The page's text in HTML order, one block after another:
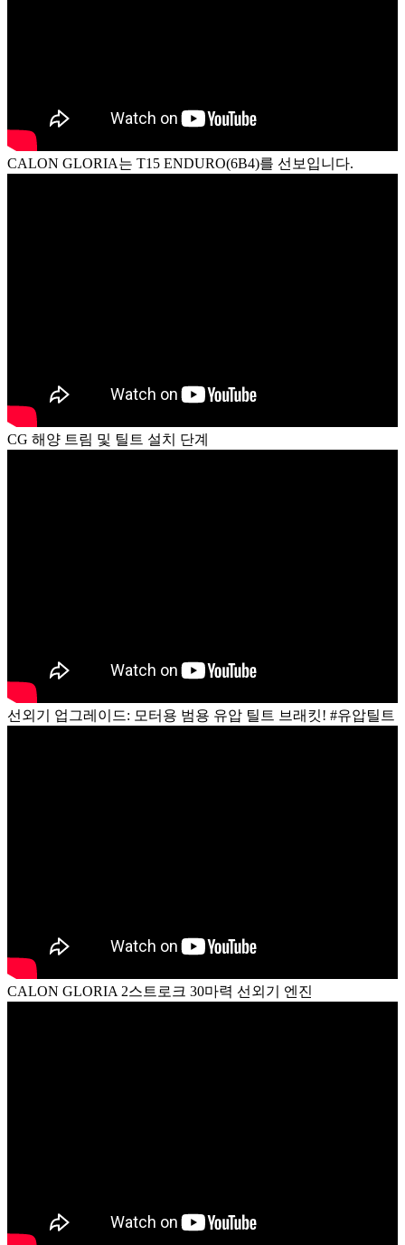
CALON GLORIA는 T15 ENDURO(6B4)를 선보입니다.
CG 해양 트림 및 틸트 설치 단계
선외기 업그레이드: 모터용 범용 유압 틸트 브래킷! #유압틸트
CALON GLORIA 2스트로크 30마력 선외기 엔진